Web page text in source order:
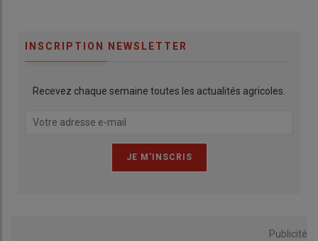
INSCRIPTION NEWSLETTER
Recevez chaque semaine toutes les actualités agricoles.
Publicité